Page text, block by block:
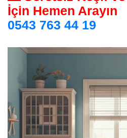
İçin Hemen Arayın
0543 763 44 19